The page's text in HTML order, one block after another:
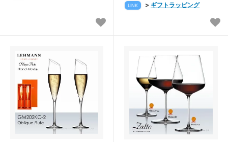
LINK > ギフトラッピング